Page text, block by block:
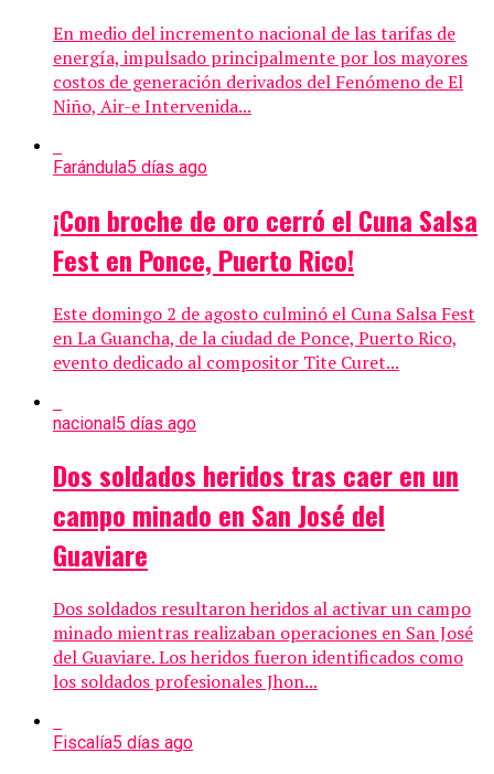
En medio del incremento nacional de las tarifas de
energía, impulsado principalmente por los mayores
costos de generación derivados del Fenómeno de El
Niño, Air-e Intervenida...
Farándula5 días ago
¡Con broche de oro cerró el Cuna Salsa
Fest en Ponce, Puerto Rico!
Este domingo 2 de agosto culminó el Cuna Salsa Fest
en La Guancha, de la ciudad de Ponce, Puerto Rico,
evento dedicado al compositor Tite Curet...
nacional5 días ago
Dos soldados heridos tras caer en un
campo minado en San José del
Guaviare
Dos soldados resultaron heridos al activar un campo
minado mientras realizaban operaciones en San José
del Guaviare. Los heridos fueron identificados como
los soldados profesionales Jhon...
Fiscalía5 días ago